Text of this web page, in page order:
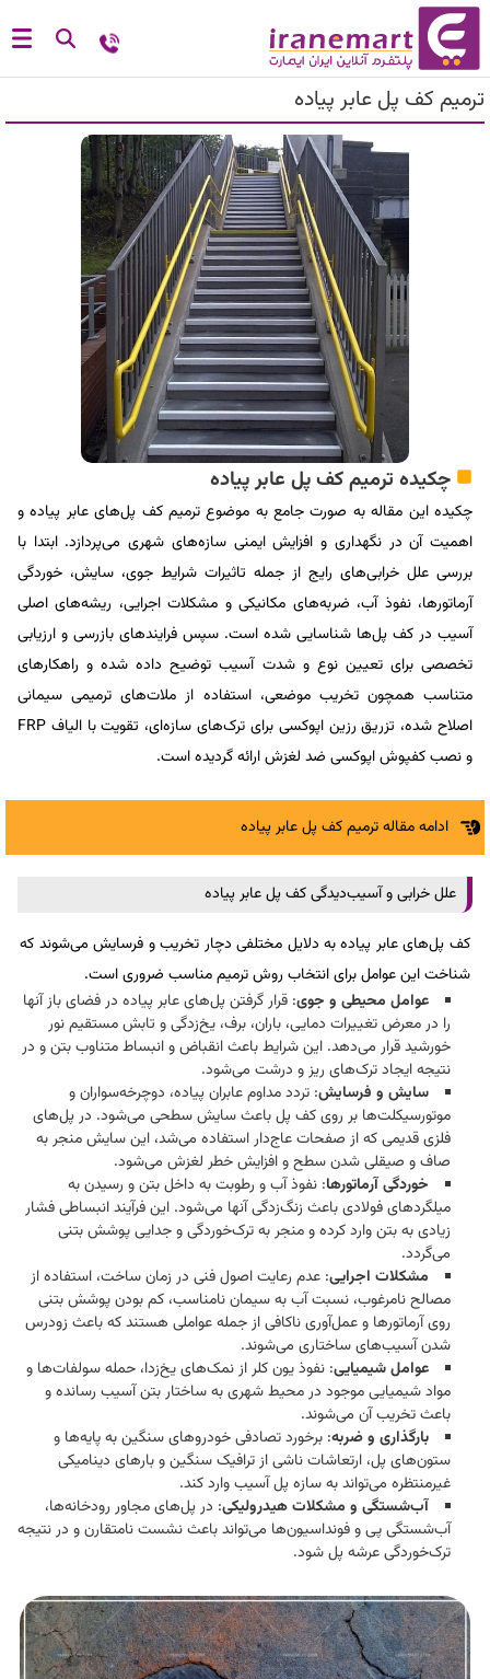
ترمیم کف پل عابر پیاده
چکیده ترمیم کف پل عابر پیاده
چکیده این مقاله به صورت جامع به موضوع ترمیم کف پل‌های عابر پیاده و
اهمیت آن در نگهداری و افزایش ایمنی سازه‌های شهری می‌پردازد. ابتدا با
بررسی علل خرابی‌های رایج از جمله تاثیرات شرایط جوی، سایش، خوردگی
آرماتورها، نفوذ آب، ضربه‌های مکانیکی و مشکلات اجرایی، ریشه‌های اصلی
آسیب در کف پل‌ها شناسایی شده است. سپس فرایندهای بازرسی و ارزیابی
تخصصی برای تعیین نوع و شدت آسیب توضیح داده شده و راهکارهای
متناسب همچون تخریب موضعی، استفاده از ملات‌های ترمیمی سیمانی
اصلاح شده، تزریق رزین اپوکسی برای ترک‌های سازه‌ای، تقویت با الیاف FRP
و نصب کفپوش اپوکسی ضد لغزش ارائه گردیده است.
ادامه مقاله ترمیم کف پل عابر پیاده
علل خرابی و آسیب‌دیدگی کف پل عابر پیاده
کف پل‌های عابر پیاده به دلایل مختلفی دچار تخریب و فرسایش می‌شوند که
شناخت این عوامل برای انتخاب روش ترمیم مناسب ضروری است.​
عوامل محیطی و جوی: قرار گرفتن پل‌های عابر پیاده در فضای باز آنها
را در معرض تغییرات دمایی، باران، برف، یخ‌زدگی و تابش مستقیم نور
خورشید قرار می‌دهد. این شرایط باعث انقباض و انبساط متناوب بتن و در
نتیجه ایجاد ترک‌های ریز و درشت می‌شود.​
سایش و فرسایش: تردد مداوم عابران پیاده، دوچرخه‌سواران و
موتورسیکلت‌ها بر روی کف پل باعث سایش سطحی می‌شود. در پل‌های
فلزی قدیمی که از صفحات عاج‌دار استفاده می‌شد، این سایش منجر به
صاف و صیقلی شدن سطح و افزایش خطر لغزش می‌شود.​
خوردگی آرماتورها: نفوذ آب و رطوبت به داخل بتن و رسیدن به
میلگردهای فولادی باعث زنگ‌زدگی آنها می‌شود. این فرآیند انبساطی فشار
زیادی به بتن وارد کرده و منجر به ترک‌خوردگی و جدایی پوشش بتنی
می‌گردد.​
مشکلات اجرایی: عدم رعایت اصول فنی در زمان ساخت، استفاده از
مصالح نامرغوب، نسبت آب به سیمان نامناسب، کم بودن پوشش بتنی
روی آرماتورها و عمل‌آوری ناکافی از جمله عواملی هستند که باعث زودرس
شدن آسیب‌های ساختاری می‌شوند.​
عوامل شیمیایی: نفوذ یون کلر از نمک‌های یخ‌زدا، حمله سولفات‌ها و
مواد شیمیایی موجود در محیط شهری به ساختار بتن آسیب رسانده و
باعث تخریب آن می‌شوند.​
بارگذاری و ضربه: برخورد تصادفی خودروهای سنگین به پایه‌ها و
ستون‌های پل، ارتعاشات ناشی از ترافیک سنگین و بارهای دینامیکی
غیرمنتظره می‌تواند به سازه پل آسیب وارد کند.​
آب‌شستگی و مشکلات هیدرولیکی: در پل‌های مجاور رودخانه‌ها،
آب‌شستگی پی و فونداسیون‌ها می‌تواند باعث نشست نامتقارن و در نتیجه
ترک‌خوردگی عرشه پل شود.​